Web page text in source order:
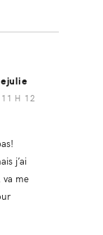
H 12
j’ai
me